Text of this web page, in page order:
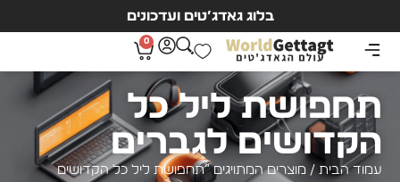
בלוג גאדג’טים ועדכונים
0
תחפושת ליל כל
הקדושים לגברים
עמוד הבית / מוצרים המתויגים “תחפושת ליל כל הקדושים